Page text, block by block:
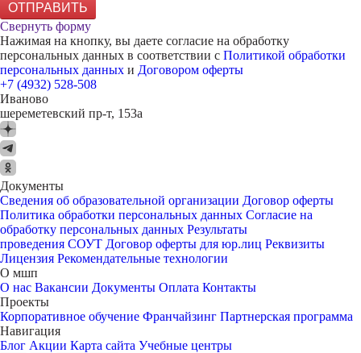
ОТПРАВИТЬ
Свернуть форму
Нажимая на кнопку, вы даете согласие на обработку
персональных данных в соответствии с Политикой обработки
персональных данных и Договором оферты
+7 (4932) 528-508
Иваново
шереметевский пр-т, 153а
Документы
Сведения об образовательной организации Договор оферты
Политика обработки персональных данных Согласие на
обработку персональных данных Результаты
проведения СОУТ Договор оферты для юр.лиц Реквизиты
Лицензия Рекомендательные технологии
О мшп
О нас Вакансии Документы Оплата Контакты
Проекты
Корпоративное обучение Франчайзинг Партнерская программа
Навигация
Блог Акции Карта сайта Учебные центры